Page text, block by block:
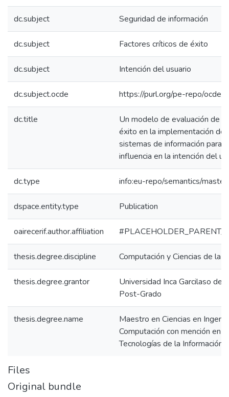
dc.subject Seguridad de información
dc.subject Factores críticos de éxito
dc.subject Intención del usuario
dc.subject.ocde https://purl.org/pe-repo/ocde/
dc.title
Un modelo de evaluación de
éxito en la implementación de
sistemas de información para
influencia en la intención del
dc.type info:eu-repo/semantics/
dspace.entity.type Publication
oairecerif.author.affiliation
thesis.degree.discipline Computación y Ciencias de la
thesis.degree.grantor
Universidad Inca Garcilaso de
Post-Grado
thesis.degree.name
Maestro en Ciencias en
Computación con mención en
Tecnologías de la Información
Files
Original bundle